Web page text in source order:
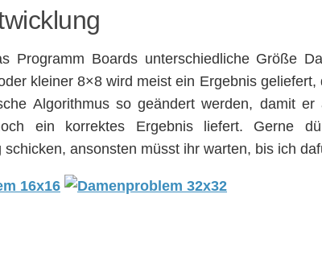
Programm Boards unterschiedliche Größe
kleiner 8×8 wird meist ein Ergebnis
Algorithmus so geändert werden, damit
ein korrektes Ergebnis liefert. Gerne
schicken, ansonsten müsst ihr warten, bis ich